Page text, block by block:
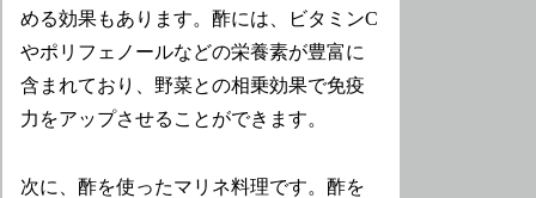
める効果もあります。酢には、ビタミンC
やポリフェノールなどの栄養素が豊富に
含まれており、野菜との相乗効果で免疫
力をアップさせることができます。
次に、酢を使ったマリネ料理です。酢を